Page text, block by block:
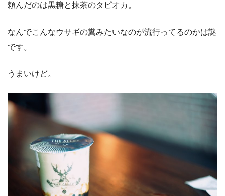
頼んだのは黒糖と抹茶のタピオカ。
なんでこんなウサギの糞みたいなのが流行ってるのかは謎
です。
うまいけど。